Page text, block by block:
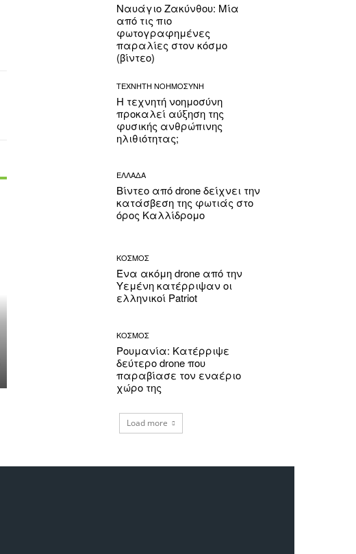
Ναυάγιο Ζακύνθου: Μία
από τις πιο
φωτογραφημένες
παραλίες στον κόσμο
(βίντεο)
ΤΕΧΝΗΤΗ ΝΟΗΜΟΣΥΝΗ
Η τεχνητή νοημοσύνη
προκαλεί αύξηση της
φυσικής ανθρώπινης
ηλιθιότητας;
ΕΛΛΑΔΑ
Βίντεο από drone δείχνει την
κατάσβεση της φωτιάς στο
όρος Καλλίδρομο
ΚΟΣΜΟΣ
Ένα ακόμη drone από την
Υεμένη κατέρριψαν οι
ελληνικοί Patriot
ΚΟΣΜΟΣ
Ρουμανία: Κατέρριψε
δεύτερο drone που
παραβίασε τον εναέριο
χώρο της
Load more